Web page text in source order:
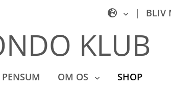
| BLIV
KLUB
PENSUM OM OS SHOP